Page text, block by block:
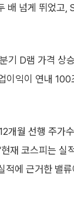
넘게 뛰었고,
기 D램 가격
익이 연내 100
개월 선행 주가
재 코스피는 실
에 근거한 밸류